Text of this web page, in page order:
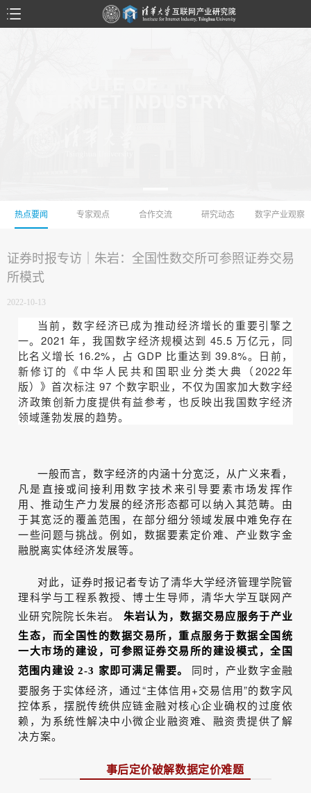
热点要闻 专家观点 合作交流 研究动态 数字产业观察
证券时报专访｜朱岩：全国性数交所可参照证券交易
所模式
2022-10-13
当前，数字经济已成为推动经济增长的重要引擎之
一。2021 年，我国数字经济规模达到 45.5 万亿元，同
比名义增长 16.2%，占 GDP 比重达到 39.8%。日前，
新修订的《中华人民共和国职业分类大典（2022年
版）》首次标注 97 个数字职业，不仅为国家加大数字经
济政策创新力度提供有益参考，也反映出我国数字经济
领域蓬勃发展的趋势。
一般而言，数字经济的内涵十分宽泛，从广义来看，
凡是直接或间接利用数字技术来引导要素市场发挥作
用、推动生产力发展的经济形态都可以纳入其范畴。由
于其宽泛的覆盖范围，在部分细分领域发展中难免存在
一些问题与挑战。例如，数据要素定价难、产业数字金
融脱离实体经济发展等。
对此，证券时报记者专访了清华大学经济管理学院管
理科学与工程系教授、博士生导师，清华大学互联网产
业研究院院长朱岩。
朱岩认为，数据交易应服务于产业
生态，而全国性的数据交易所，重点服务于数据全国统
一大市场的建设，可参照证券交易所的建设模式，全国
范围内建设 2-3 家即可满足需要。
同时，产业数字金融
要服务于实体经济，通过“主体信用+交易信用”的数字风
控体系，摆脱传统供应链金融对核心企业确权的过度依
赖，为系统性解决中小微企业融资难、融资贵提供了解
决方案。
事后定价破解数据定价难题